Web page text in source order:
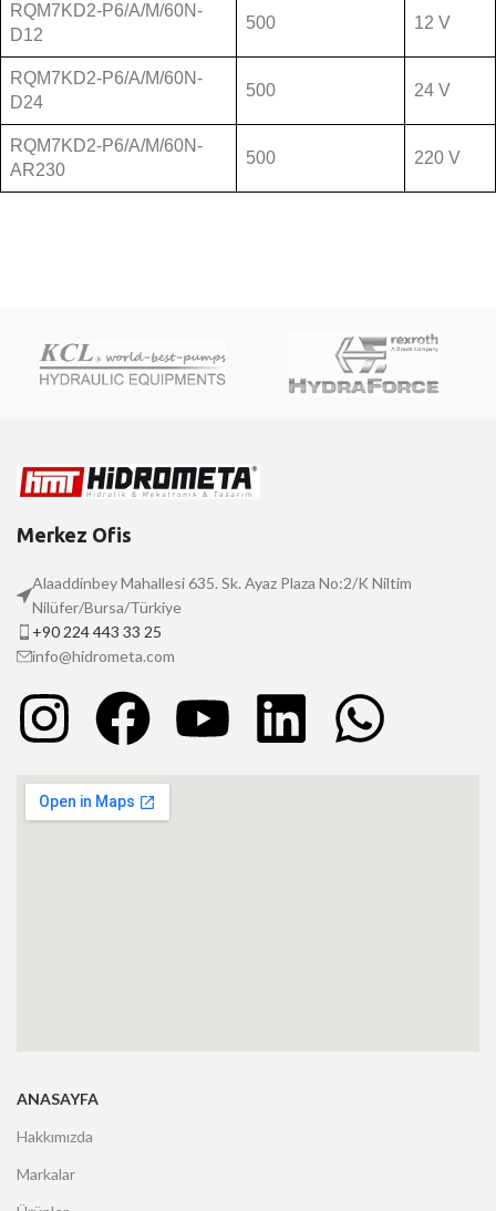
RQM7KD2-P6/A/M/60N-
D12
500 12 V
RQM7KD2-P6/A/M/60N-
D24
500 24 V
RQM7KD2-P6/A/M/60N-
AR230
500 220 V
Merkez Ofis
Alaaddinbey Mahallesi 635. Sk. Ayaz Plaza No:2/K Niltim
Nilüfer/Bursa/Türkiye
+90 224 443 33 25
info@hidrometa.com
ANASAYFA
Hakkımızda
Markalar